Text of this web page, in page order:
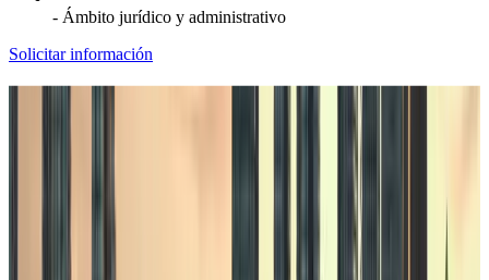
- Ámbito jurídico y administrativo
Solicitar información
Pida información sin compromiso